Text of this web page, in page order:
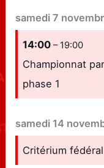
samedi 7
14:00– 19:00
Championnat
phase 1
samedi 14
Critérium